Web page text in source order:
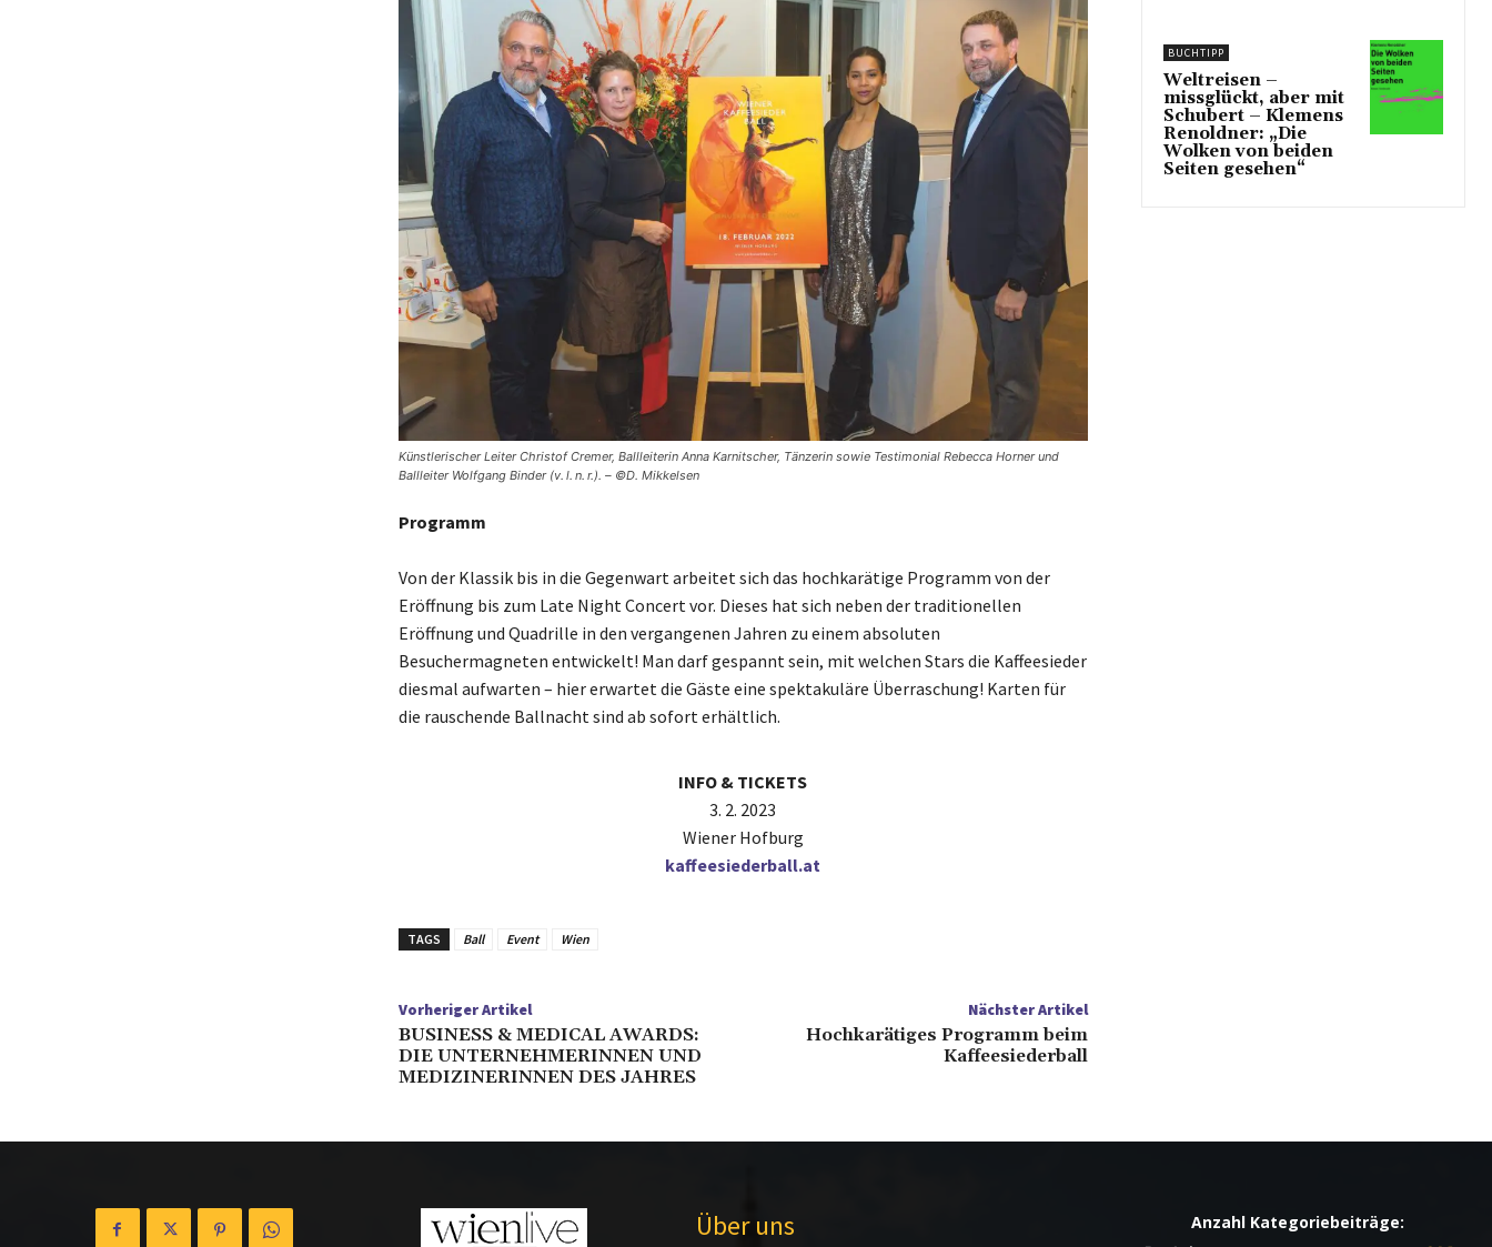
Künstlerischer Leiter Christof Cremer, Ballleiterin Anna Karnitscher, Tänzerin sowie Testimonial Rebecca Horner und
Ballleiter Wolfgang Binder (v. l. n. r.). – ©D. Mikkelsen
Programm
Von der Klassik bis in die Gegenwart arbeitet sich das hochkarätige Programm von der
Eröffnung bis zum Late Night Concert vor. Dieses hat sich neben der traditionellen
Eröffnung und Quadrille in den vergangenen Jahren zu einem absoluten
Besuchermagneten entwickelt! Man darf gespannt sein, mit welchen Stars die Kaffeesieder
diesmal aufwarten – hier erwartet die Gäste eine spektakuläre Überraschung! Karten für
die rauschende Ballnacht sind ab sofort erhältlich.
INFO & TICKETS
3. 2. 2023
Wiener Hofburg
kaffeesiederball.at
TAGS Ball Event Wien
Vorheriger Artikel
BUSINESS & MEDICAL AWARDS:
DIE UNTERNEHMERINNEN UND
MEDIZINERINNEN DES JAHRES
Nächster Artikel
Hochkarätiges Programm beim
Kaffeesiederball
BUCHTIPP
Weltreisen –
missglückt, aber mit
Schubert – Klemens
Renoldner: „Die
Wolken von beiden
Seiten gesehen“
Über uns Anzahl Kategoriebeiträge: